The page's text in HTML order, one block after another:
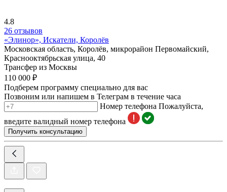
4.8
26 отзывов
«Элинор», Искатели, Королёв
Московская область, Королёв, микрорайон Первомайский,
Краснооктябрьская улица, 40
Трансфер из Москвы
110 000 ₽
Подберем программу специально для вас
Позвоним или напишем в Телеграм в течение часа
Номер телефона Пожалуйста,
введите валидный номер телефона
Получить консультацию